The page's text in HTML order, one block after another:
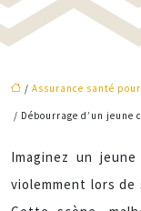
/ Assurance santé
/ Débourrage d’un
Imaginez un
violemment lors de